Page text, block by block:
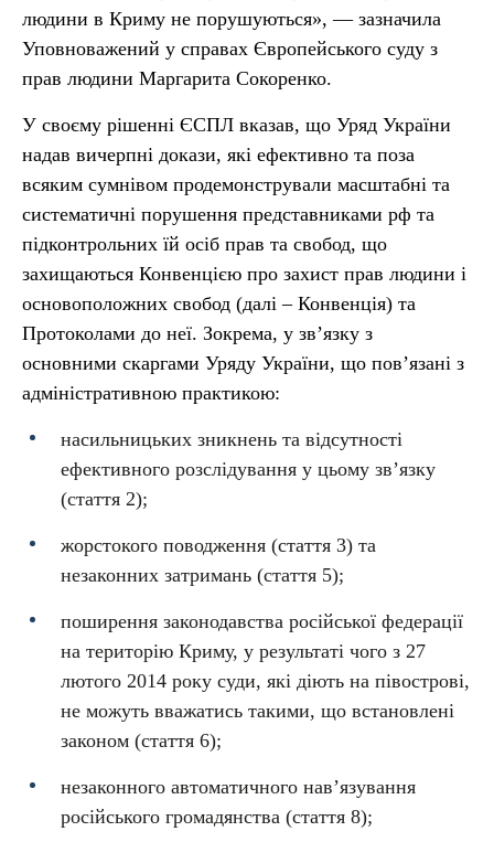
людини в Криму не порушуються», — зазначила
Уповноважений у справах Європейського суду з
прав людини Маргарита Сокоренко.
У своєму рішенні ЄСПЛ вказав, що Уряд України
надав вичерпні докази, які ефективно та поза
всяким сумнівом продемонстрували масштабні та
систематичні порушення представниками рф та
підконтрольних їй осіб прав та свобод, що
захищаються Конвенцією про захист прав людини і
основоположних свобод (далі – Конвенція) та
Протоколами до неї. Зокрема, у зв’язку з
основними скаргами Уряду України, що пов’язані з
адміністративною практикою:
насильницьких зникнень та відсутності
ефективного розслідування у цьому зв’язку
(стаття 2);
жорстокого поводження (стаття 3) та
незаконних затримань (стаття 5);
поширення законодавства російської федерації
на територію Криму, у результаті чого з 27
лютого 2014 року суди, які діють на півострові,
не можуть вважатись такими, що встановлені
законом (стаття 6);
незаконного автоматичного нав’язування
російського громадянства (стаття 8);